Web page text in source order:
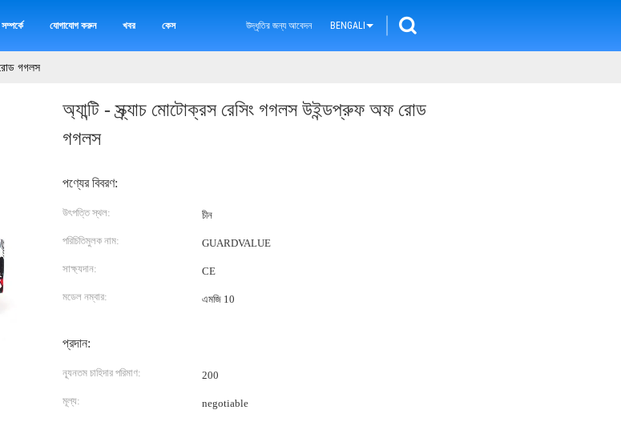
যোগাযোগ করুন খবর কেস উদ্ধৃতির জন্য আবেদন BENGALI
রোড গগলস
অ্যান্টি - স্ক্র্যাচ মোটোক্রস রেসিং গগলস উইন্ডপ্রুফ অফ রোড
গগলস
পণ্যের বিবরণ:
উৎপত্তি স্থল: চীন
পরিচিতিমুলক নাম: GUARDVALUE
সাক্ষ্যদান: CE
মডেল নম্বার: এমজি 10
প্রদান:
ন্যূনতম চাহিদার পরিমাণ: 200
মূল্য: negotiable